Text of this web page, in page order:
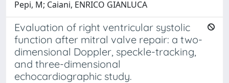
Pepi, M; Caiani, ENRICO GIANLUCA
Evaluation of right ventricular systolic
function after mitral valve repair: a two-
dimensional Doppler, speckle-tracking,
and three-dimensional
echocardiographic study.